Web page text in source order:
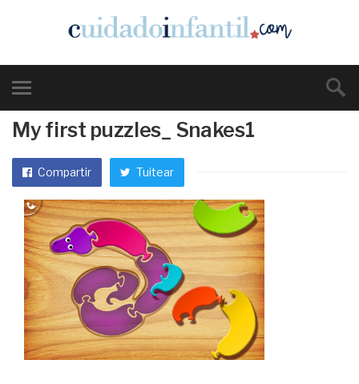
My first puzzles_ Snakes1
Compartir Tuitear